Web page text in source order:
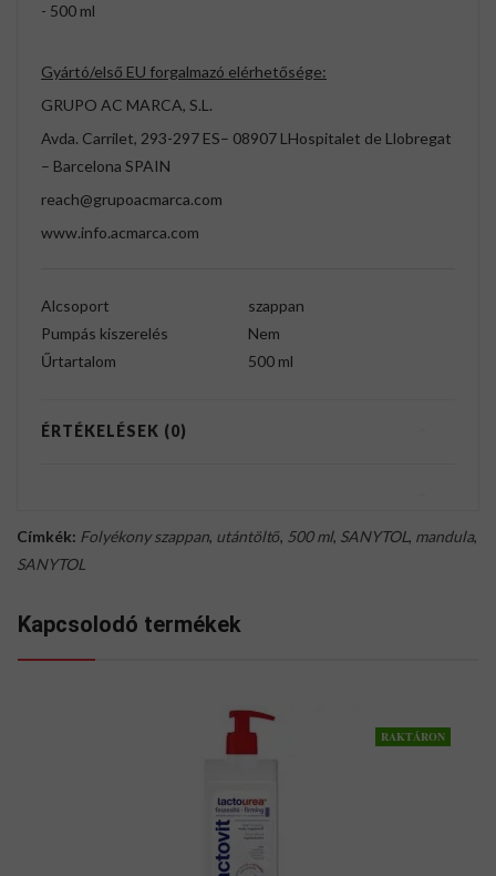
- 500 ml
Gyártó/első EU forgalmazó elérhetősége:
GRUPO AC MARCA, S.L.
Avda. Carrilet, 293-297 ES– 08907 LHospitalet de Llobregat
– Barcelona SPAIN
reach@grupoacmarca.com
www.info.acmarca.com
Alcsoport
szappan
Pumpás kiszerelés
Nem
Űrtartalom
500 ml
ÉRTÉKELÉSEK (0)
Címkék: Folyékony szappan, utántöltő, 500 ml, SANYTOL, mandula,
SANYTOL
Kapcsolodó termékek
RAKTÁRON